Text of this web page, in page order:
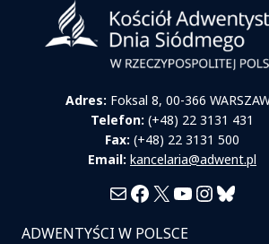
Adres: Foksal 8, 00-366
Telefon: (+48) 22 3131 431
Fax: (+48) 22 3131 500
Email: kancelaria@adwent.pl
MailFacebook
X YouTube
ADWENTYŚCI W POLSCE